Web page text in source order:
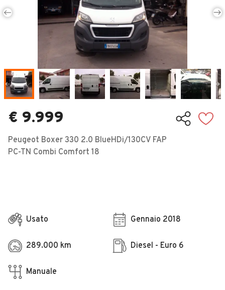
Auto d'epoca
Moto
Veicoli Commerciali
Concessionari
€ 9.999
Peugeot Boxer 330 2.0 BlueHDi/130CV FAP
PC-TN Combi Comfort 18
Usato Gennaio 2018
289.000 km Diesel - Euro 6
Manuale